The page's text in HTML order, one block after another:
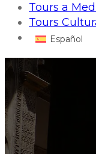
Tours a
Tours
Español